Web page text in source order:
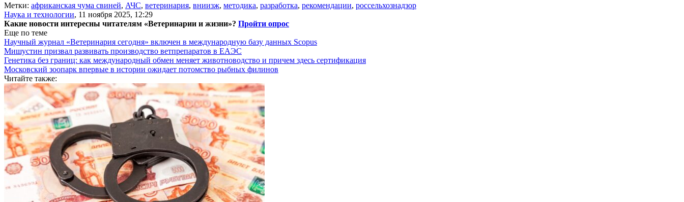
Метки: африканская чума свиней, АЧС, ветеринария, вниизж, методика, разработка, рекомендации, россельхознадзор
Наука и технологии, 11 ноября 2025, 12:29
Какие новости интересны читателям «Ветеринарии и жизни»? Пройти опрос
Еще по теме
Научный журнал «Ветеринария сегодня» включен в международную базу данных Scopus
Мишустин призвал развивать производство ветпрепаратов в ЕАЭС
Генетика без границ: как международный обмен меняет животноводство и причем здесь сертификация
Московский зоопарк впервые в истории ожидает потомство рыбных филинов
Читайте также: